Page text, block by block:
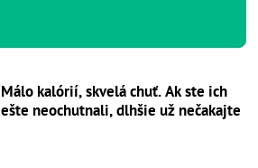
Málo kalórií, skvelá chuť. Ak ste ich
ešte neochutnali, dlhšie už nečakajte